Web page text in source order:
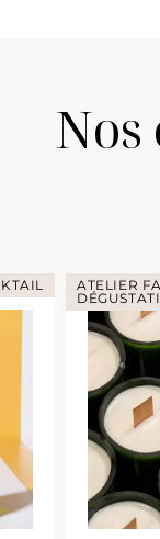
ATELIER